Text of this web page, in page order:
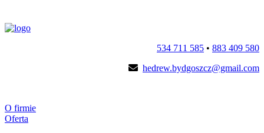
534 711 585 • 883 409 580
hedrew.bydgoszcz@gmail.com
O firmie
Oferta